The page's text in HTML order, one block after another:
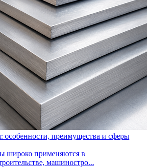
особенности, преимущества и сферы
широко применяются в
машиностро...